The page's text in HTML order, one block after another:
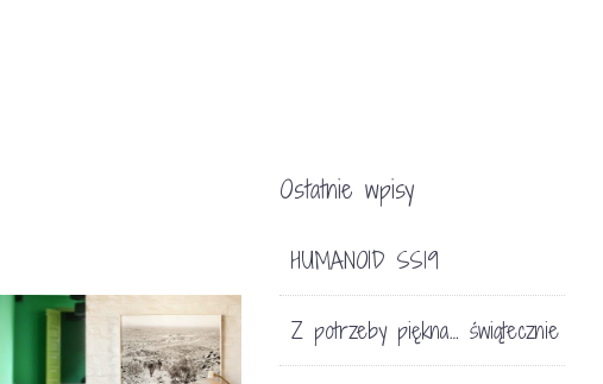
Ostatnie wpisy
HUMANOID SS19
Z potrzeby piękna… świątecznie